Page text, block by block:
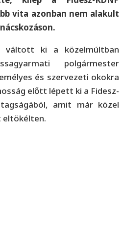
vita azonban nem alakult
váltott ki a közelmúltban
polgármester
és szervezeti okokra
előtt lépett ki a Fidesz-
amit már közel
eltökélten.